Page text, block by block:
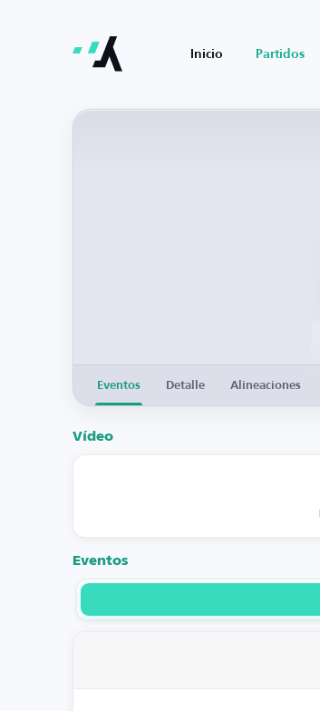
Inicio Partidos
Eventos Detalle Alineaciones
Vídeo
Eventos